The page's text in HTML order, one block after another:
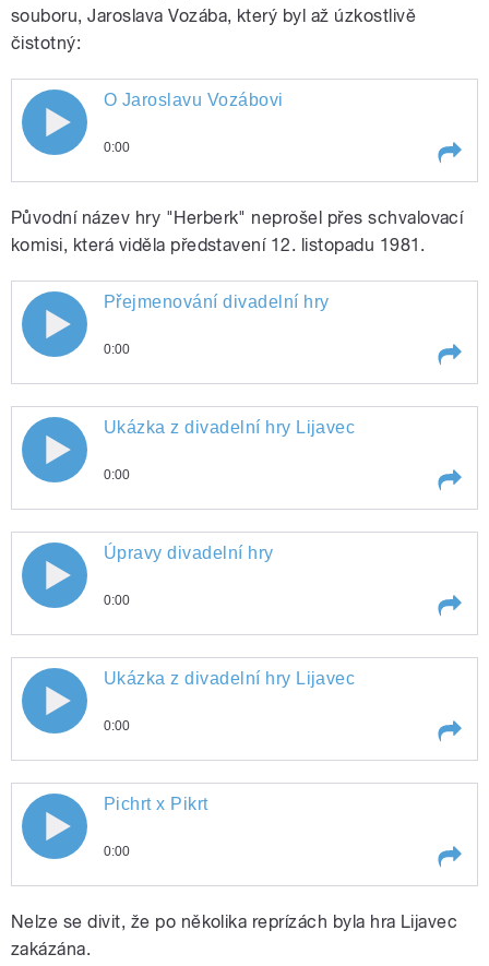
pause
souboru, Jaroslava Vozába, který byl až úzkostlivě
čistotný:
pause
O Jaroslavu Vozábovi
0:00
Původní název hry "Herberk" neprošel přes schvalovací
komisi, která viděla představení 12. listopadu 1981.
Play /
Přejmenování divadelní hry
0:00
Přejmenování divadelní hry
Play /
Ukázka z divadelní hry Lijavec
0:00
Ukázka z divadelní hry Lijavec
Play /
Úpravy divadelní hry
0:00
Úpravy divadelní hry
Play /
Ukázka z divadelní hry Lijavec
0:00
Ukázka z divadelní hry Lijavec
Pichrt x Pikrt
0:00
Nelze se divit, že po několika reprízách byla hra Lijavec
zakázána.